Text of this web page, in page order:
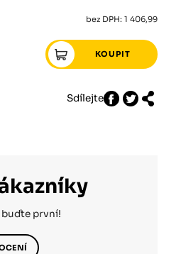
bez DPH: 1 406,99
Sdílejte
první!